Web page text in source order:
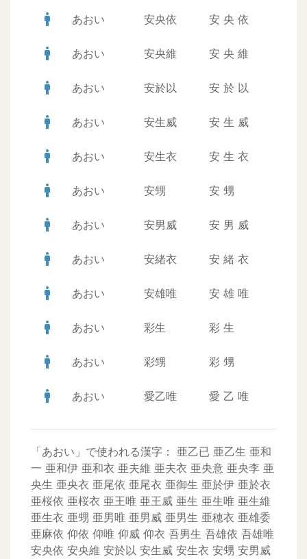
man あおい 安央依 安 央 依
man あおい 安央維 安 央 維
man あおい 安於以 安 於 以
man あおい 安生威 安 生 威
man あおい 安生衣 安 生 衣
man あおい 安甥 安 甥
man あおい 安男威 安 男 威
man あおい 安緒衣 安 緒 衣
man あおい 安雄唯 安 雄 唯
man あおい 彩生 彩 生
man あおい 彩甥 彩 甥
man あおい 愛乙唯 愛 乙 唯
「あおい」で使われる漢字： 亜乙已 亜乙生 亜和
一 亜和伊 亜和衣 亜夫維 亜夫衣 亜央意 亜央李 亜
央生 亜央衣 亜尾依 亜尾衣 亜御生 亜於伊 亜於衣
亜桜依 亜桜衣 亜王唯 亜王威 亜生 亜生唯 亜生維
亜生衣 亜甥 亜男唯 亜男威 亜男生 亜穂衣 亜雄委
亜麻依 仰依 仰唯 仰威 仰衣 吾男生 吾雄依 吾雄唯
安央依 安央維 安於以 安生威 安生衣 安甥 安男威